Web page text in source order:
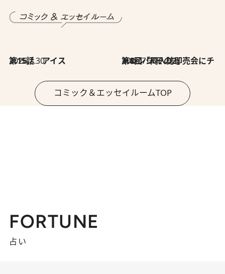
2026.7.30
第15話 アイス 2026.7.30
第8回「同人誌即売会にチャレンジ その2」
コミック＆エッセイルームTOP
FORTUNE
占い